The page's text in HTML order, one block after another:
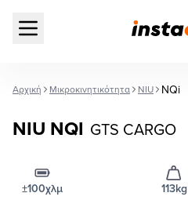
Open main menu
Αρχική Μικροκινητικότητα NIU NQi
NIU NQI GTS CARGO
±100χλμ 113kg